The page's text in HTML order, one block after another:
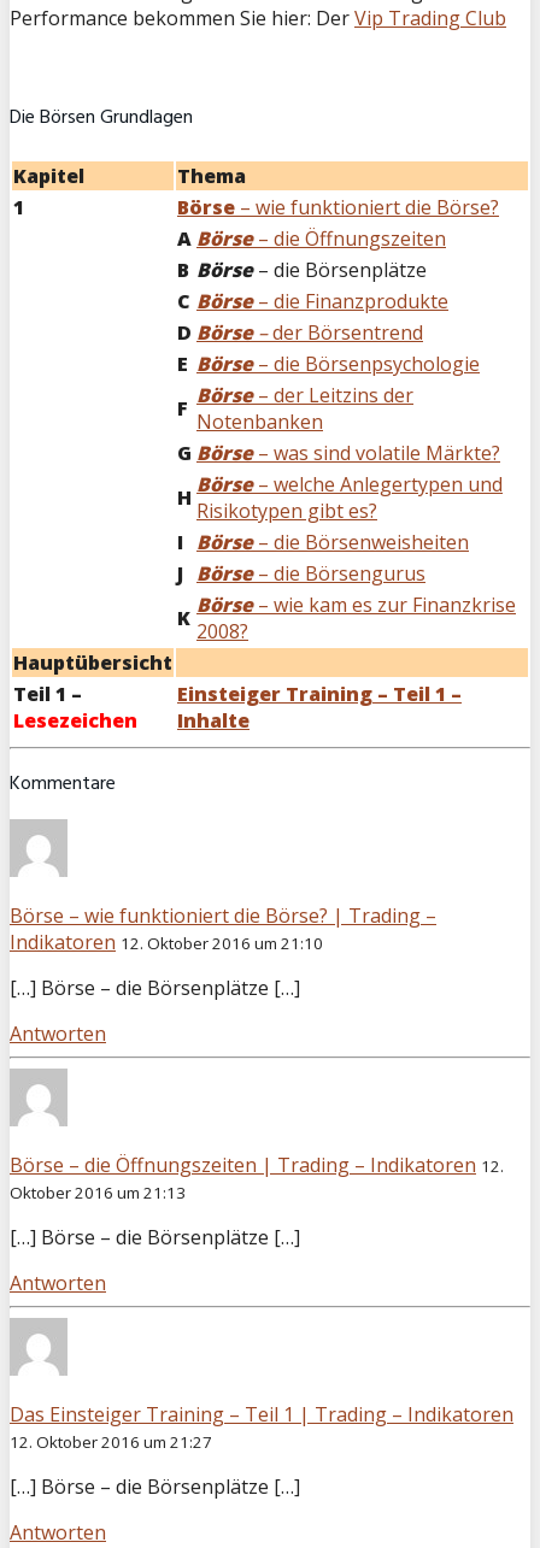
Performance bekommen Sie hier: DerVip Trading Club
Die Börsen Grundlagen
Kapitel
Thema
1
Börse – wie funktioniert die Börse?
A Börse– die Öffnungszeiten
B Börse– die Börsenplätze
C Börse– die Finanzprodukte
D Börse–der Börsentrend
E Börse– die Börsenpsychologie
F Börse– der Leitzins der
Notenbanken
G Börse– was sind volatile Märkte?
H Börse– welche Anlegertypen und
Risikotypen gibt es?
I Börse– die Börsenweisheiten
J Börse– die Börsengurus
K Börse– wie kam es zur Finanzkrise
2008?
Hauptübersicht
Teil 1 –
Lesezeichen
Einsteiger Training – Teil 1 –
Inhalte
Kommentare
Börse – wie funktioniert die Börse? | Trading –
Indikatoren 12. Oktober 2016 um 21:10
[…] Börse – die Börsenplätze […]
Antworten
Börse – die Öffnungszeiten | Trading – Indikatoren 12.
Oktober 2016 um 21:13
[…] Börse – die Börsenplätze […]
Antworten
Das Einsteiger Training – Teil 1 | Trading – Indikatoren
12. Oktober 2016 um 21:27
[…] Börse – die Börsenplätze […]
Antworten